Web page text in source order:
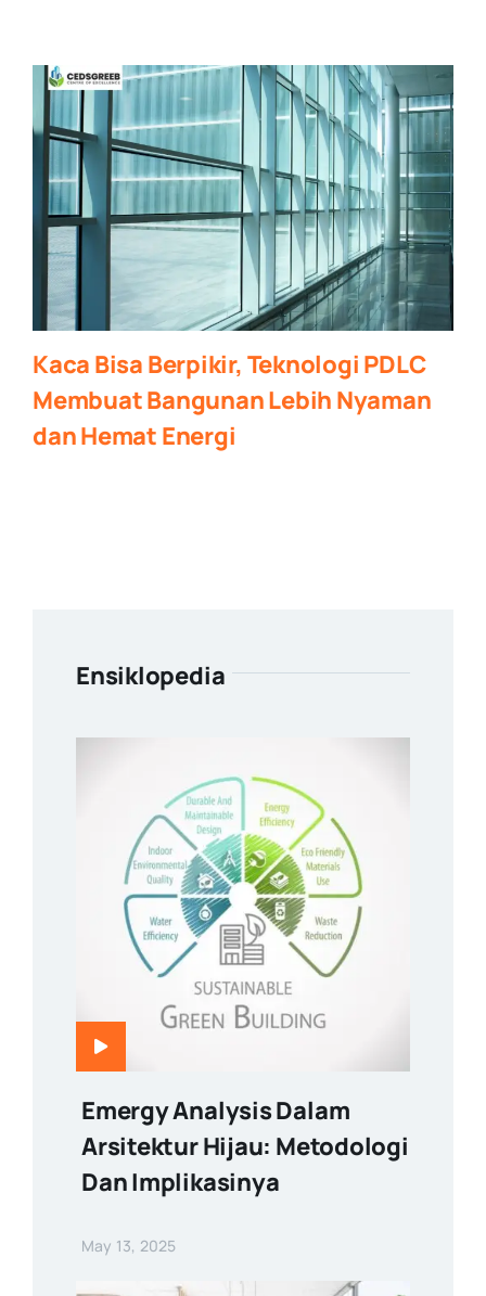
Kaca Bisa Berpikir, Teknologi PDLC
Membuat Bangunan Lebih Nyaman
dan Hemat Energi
Ensiklopedia
Emergy Analysis Dalam
Arsitektur Hijau: Metodologi
Dan Implikasinya
May 13, 2025